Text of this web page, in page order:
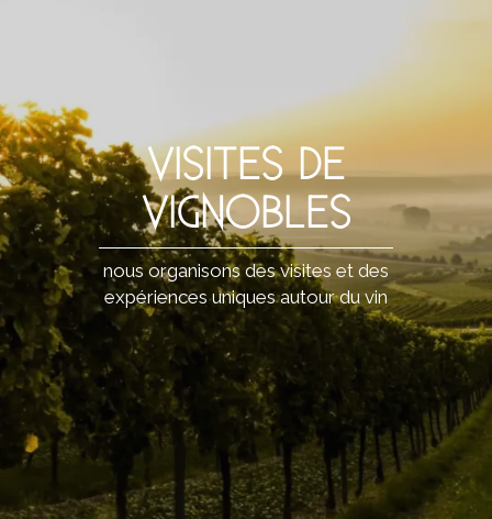
VISITES DE
VIGNOBLES
nous organisons des visites et des
expériences uniques autour du vin